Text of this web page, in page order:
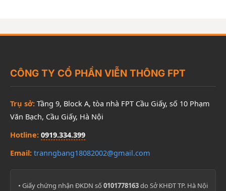
CÔNG TY CỔ PHẦN VIỄN THÔNG FPT
Trụ sở: Tầng 9, Block A, tòa nhà FPT Cầu Giấy, số 10 Phạm
Văn Bạch, Cầu Giấy, Hà Nội
Hotline: 0919.334.399
Email: tranngbang18082002@gmail.com
• Giấy chứng nhận ĐKDN số 0101778163do Sở KHĐT TP. Hà Nội